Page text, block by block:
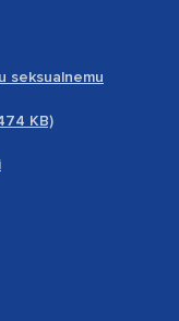
seksualnemu
KB)